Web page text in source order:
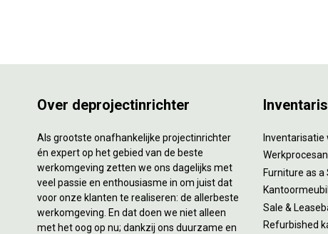
Over deprojectinrichter
Als grootste onafhankelijke projectinrichter
én expert op het gebied van de beste
werkomgeving zetten we ons dagelijks met
veel passie en enthousiasme in om juist dat
voor onze klanten te realiseren: de allerbeste
werkomgeving. En dat doen we niet alleen
met het oog op nu; dankzij ons duurzame en
Furniture as a
Sale &
Refurbished